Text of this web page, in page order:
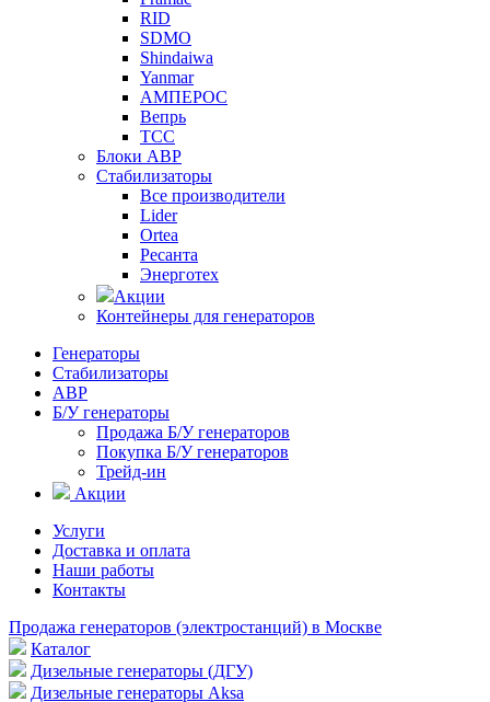
RID
SDMO
Shindaiwa
Yanmar
АМПЕРОС
Вепрь
ТСС
Блоки АВР
Стабилизаторы
Все производители
Lider
Ortea
Ресанта
Энерготех
Акции
Контейнеры для генераторов
Генераторы
Стабилизаторы
АВР
Б/У генераторы
Продажа Б/У генераторов
Покупка Б/У генераторов
Трейд-ин
Акции
Услуги
Доставка и оплата
Наши работы
Контакты
Продажа генераторов (электростанций) в Москве
Каталог
Дизельные генераторы (ДГУ)
Дизельные генераторы Aksa